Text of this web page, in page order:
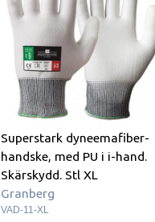
Superstark dyneemafiber-
handske, med PU i i-hand.
Skärskydd. Stl XL
Granberg
VAD-11-XL